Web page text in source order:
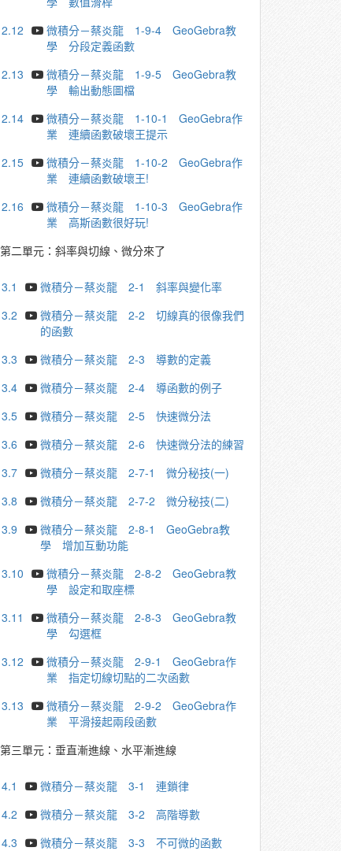
2.12
微積分－蔡炎龍 1-9-4 GeoGebra教
學 分段定義函數
2.13
微積分－蔡炎龍 1-9-5 GeoGebra教
學 輸出動態圖檔
2.14
微積分－蔡炎龍 1-10-1 GeoGebra作
業 連續函數破壞王提示
2.15
微積分－蔡炎龍 1-10-2 GeoGebra作
業 連續函數破壞王!
2.16
微積分－蔡炎龍 1-10-3 GeoGebra作
業 高斯函數很好玩!
第二單元：斜率與切線、微分來了
3.1
微積分－蔡炎龍 2-1 斜率與變化率
3.2
微積分－蔡炎龍 2-2 切線真的很像我們
的函數
3.3
微積分－蔡炎龍 2-3 導數的定義
3.4
微積分－蔡炎龍 2-4 導函數的例子
3.5
微積分－蔡炎龍 2-5 快速微分法
3.6
微積分－蔡炎龍 2-6 快速微分法的練習
3.7
微積分－蔡炎龍 2-7-1 微分秘技(一)
3.8
微積分－蔡炎龍 2-7-2 微分秘技(二)
3.9
微積分－蔡炎龍 2-8-1 GeoGebra教
學 增加互動功能
3.10
微積分－蔡炎龍 2-8-2 GeoGebra教
學 設定和取座標
3.11
微積分－蔡炎龍 2-8-3 GeoGebra教
學 勾選框
3.12
微積分－蔡炎龍 2-9-1 GeoGebra作
業 指定切線切點的二次函數
3.13
微積分－蔡炎龍 2-9-2 GeoGebra作
業 平滑接起兩段函數
第三單元：垂直漸進線、水平漸進線
4.1
微積分－蔡炎龍 3-1 連鎖律
4.2
微積分－蔡炎龍 3-2 高階導數
4.3
微積分－蔡炎龍 3-3 不可微的函數